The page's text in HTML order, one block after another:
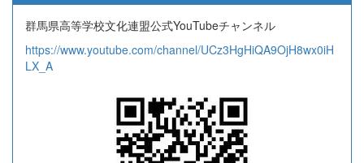
群馬県高等学校文化連盟公式YouTubeチャンネル
https://www.youtube.com/channel/UCz3HgHiQA9OjH8wx0iH
LX_A